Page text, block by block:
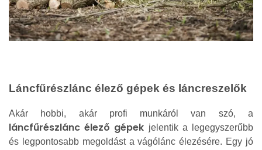
Láncfűrészlánc élező gépek és láncreszelők
Akár hobbi, akár profi munkáról van szó, a
láncfűrészlánc élező gépek jelentik a legegyszerűbb
és legpontosabb megoldást a vágólánc élezésére. Egy jó